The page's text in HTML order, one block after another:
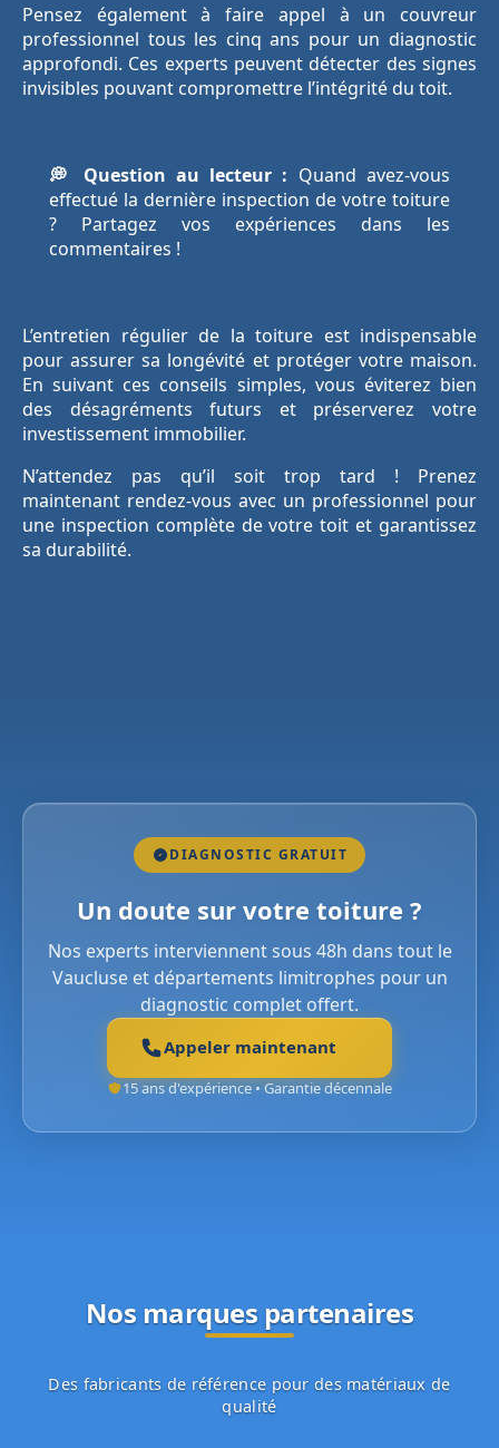
Pensez également à faire appel à un couvreur
professionnel tous les cinq ans pour un diagnostic
approfondi. Ces experts peuvent détecter des signes
invisibles pouvant compromettre l’intégrité du toit.
💭 Question au lecteur : Quand avez-vous
effectué la dernière inspection de votre toiture
? Partagez vos expériences dans les
commentaires !
L’entretien régulier de la toiture est indispensable
pour assurer sa longévité et protéger votre maison.
En suivant ces conseils simples, vous éviterez bien
des désagréments futurs et préserverez votre
investissement immobilier.
N’attendez pas qu’il soit trop tard ! Prenez
maintenant rendez-vous avec un professionnel pour
une inspection complète de votre toit et garantissez
sa durabilité.
DIAGNOSTIC GRATUIT
Un doute sur votre toiture ?
Nos experts interviennent sous 48h dans tout le
Vaucluse et départements limitrophes pour un
diagnostic complet offert.
Appeler maintenant
15 ans d'expérience • Garantie décennale
Nos marques partenaires
Des fabricants de référence pour des matériaux de
qualité